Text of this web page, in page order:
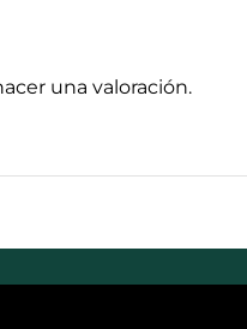
una valoración.